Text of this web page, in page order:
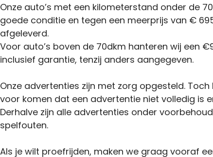
Onze auto’s met een kilometerstand onder de
goede conditie en tegen een meerprijs van €
afgeleverd.
Voor auto’s boven de 70dkm hanteren wij een
inclusief garantie, tenzij anders aangegeven.
Onze advertenties zijn met zorg opgesteld.
voor komen dat een advertentie niet volledig is
Derhalve zijn alle advertenties onder
spelfouten.
Als je wilt proefrijden, maken we graag vooraf